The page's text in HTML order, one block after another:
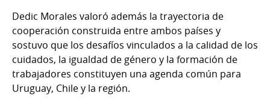
Dedic Morales valoró además la trayectoria de
cooperación construida entre ambos países y
sostuvo que los desafíos vinculados a la calidad de los
cuidados, la igualdad de género y la formación de
trabajadores constituyen una agenda común para
Uruguay, Chile y la región.